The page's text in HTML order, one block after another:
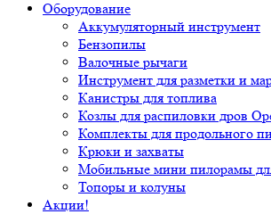
Оборудование
Аккумуляторный инструмент
Бензопилы
Валочные рычаги
Инструмент для разметки и
Канистры для топлива
Козлы для распиловки дров
Комплекты для продольного
Крюки и захваты
Мобильные мини пилорамы
Топоры и колуны
Акции!